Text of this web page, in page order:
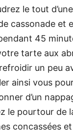
le tout
cassonade et
45
tarte aux
un peu
ainsi vous
d’un
le pourtour de
concassées